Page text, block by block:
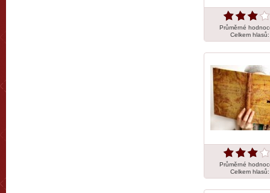
Průměrné
Celkem
Průměrné
Celkem